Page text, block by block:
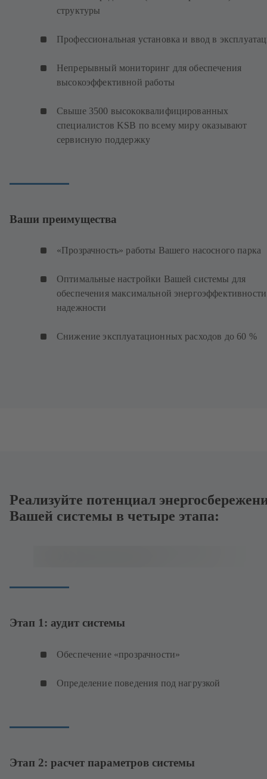
структуры
Профессиональная установка и ввод в
Непрерывный мониторинг для обеспечения
высокоэффективной работы
Свыше 3500 высококвалифицированных
специалистов KSB по всему миру оказывают
сервисную поддержку
Ваши преимущества
«Прозрачность» работы Вашего насосного парка
Оптимальные настройки Вашей системы для
обеспечения максимальной
надежности
Снижение эксплуатационных расходов до 60 %
Реализуйте потенциал
Вашей системы в четыре этапа:
Этап 1: аудит системы
Обеспечение «прозрачности»
Определение поведения под нагрузкой
Этап 2: расчет параметров системы